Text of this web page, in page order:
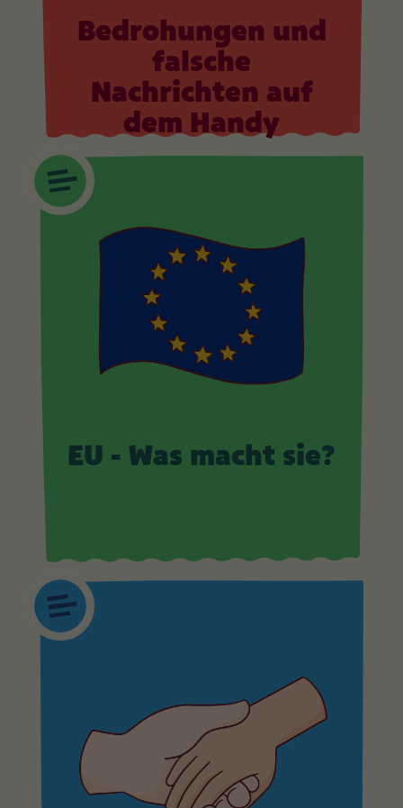
Bedrohungen und
falsche
Nachrichten auf
dem Handy
EU - Was macht sie?